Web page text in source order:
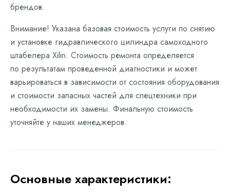
брендов.
Внимание! Указана базовая стоимость услуги по снятию
и установке гидравлического цилиндра самоходного
штабелера Xilin. Стоимость ремонта определяется
по результатам проведенной диагностики и может
варьироваться в зависимости от состояния оборудования
и стоимости запасных частей для спецтехники при
необходимости их замены. Финальную стоимость
уточняйте у наших менеджеров.
Основные характеристики: